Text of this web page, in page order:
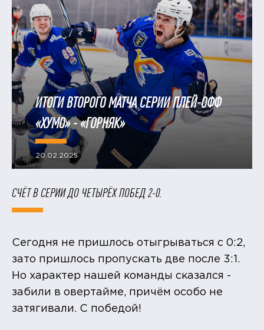
ИТОГИ ВТОРОГО МАТЧА СЕРИИ ПЛЕЙ-ОФФ
«ХУМО» - «ГОРНЯК»
20.02.2025
СЧЁТ В СЕРИИ ДО ЧЕТЫРЁХ ПОБЕД 2-0.
Сегодня не пришлось отыгрываться с 0:2,
зато пришлось пропускать две после 3:1.
Но характер нашей команды сказался -
забили в овертайме, причём особо не
затягивали. С победой!